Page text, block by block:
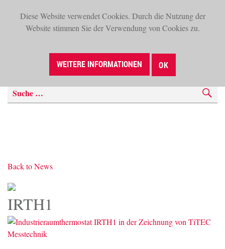
Diese Website verwendet Cookies. Durch die Nutzung der
Website stimmen Sie der Verwendung von Cookies zu.
WEITERE INFORMATIONEN OK
Back to News
IRTH1